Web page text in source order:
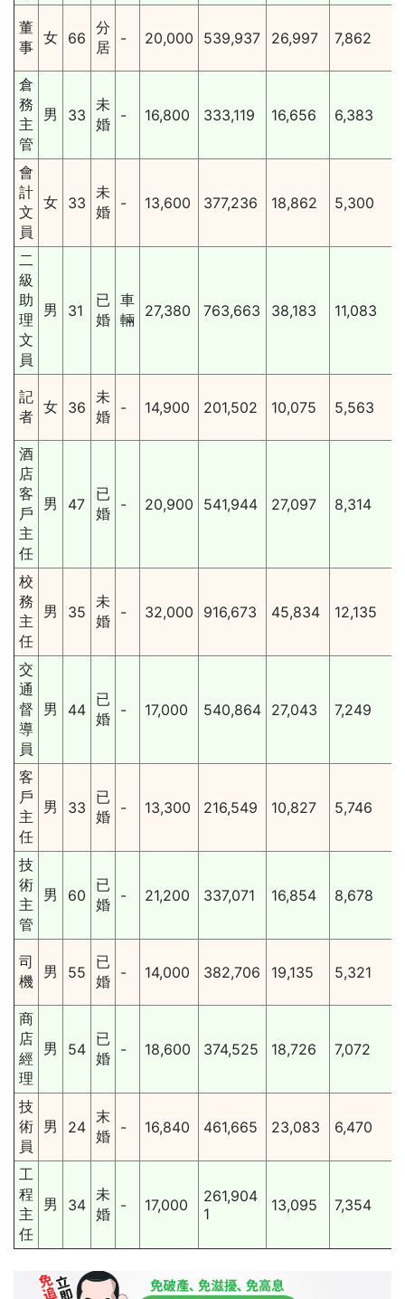
董
事
女 66
分
居
- 20,000 539,937 26,997 7,862
倉
務
主
管
男 33
未
婚
- 16,800 333,119 16,656 6,383
會
計
文
員
女 33
未
婚
- 13,600 377,236 18,862 5,300
二
級
助
理
文
員
男 31
已
婚
車
輛
27,380 763,663 38,183 11,083
記
者
女 36
未
婚
- 14,900 201,502 10,075 5,563
酒
店
客
戶
主
任
男 47
已
婚
- 20,900 541,944 27,097 8,314
校
務
主
任
男 35
未
婚
- 32,000 916,673 45,834 12,135
交
通
督
導
員
男 44
已
婚
- 17,000 540,864 27,043 7,249
客
戶
主
任
男 33
已
婚
- 13,300 216,549 10,827 5,746
技
術
主
管
男 60
已
婚
- 21,200 337,071 16,854 8,678
司
機
男 55
已
婚
- 14,000 382,706 19,135 5,321
商
店
經
理
男 54
已
婚
- 18,600 374,525 18,726 7,072
技
術
員
男 24
末
婚
- 16,840 461,665 23,083 6,470
工
程
主
任
男 34
未
婚
- 17,000
261,904
1
13,095 7,354